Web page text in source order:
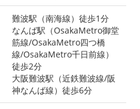
難波駅（南海線）徒歩1分
なんば駅（OsakaMetro御堂
筋線/OsakaMetro四つ橋
線/OsakaMetro千日前線）
徒歩2分
大阪難波駅（近鉄難波線/阪
神なんば線）徒歩6分